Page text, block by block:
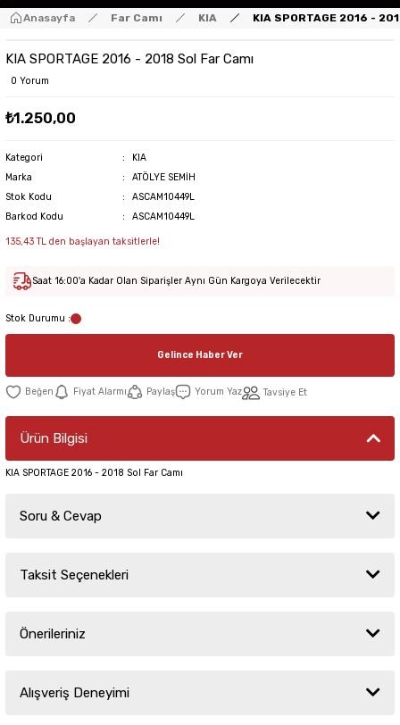
Anasayfa Far Camı KIA KIA SPORTAGE 2016 -
KIA SPORTAGE 2016 - 2018 Sol Far Camı
0 Yorum
₺1.250,00
Kategori
KIA
Marka
ATÖLYE SEMİH
Stok Kodu
ASCAM10449L
Barkod Kodu
ASCAM10449L
135,43 TL den başlayan taksitlerle!
Saat 16:00'a Kadar Olan Siparişler Aynı Gün Kargoya Verilecektir
Stok Durumu :
Gelince Haber Ver
Fiyat Alarmı Paylaş Yorum Yaz Tavsiye Et
Ürün Bilgisi
KIA SPORTAGE 2016 - 2018 Sol Far Camı
Soru & Cevap
Ürün hakkında henüz soru sorulmamış.
Taksit Seçenekleri
Önerileriniz
yetersiz gördüğünüz noktaları öneri formunu kullanarak tarafımıza
iletebilirsiniz.
Alışveriş Deneyimi